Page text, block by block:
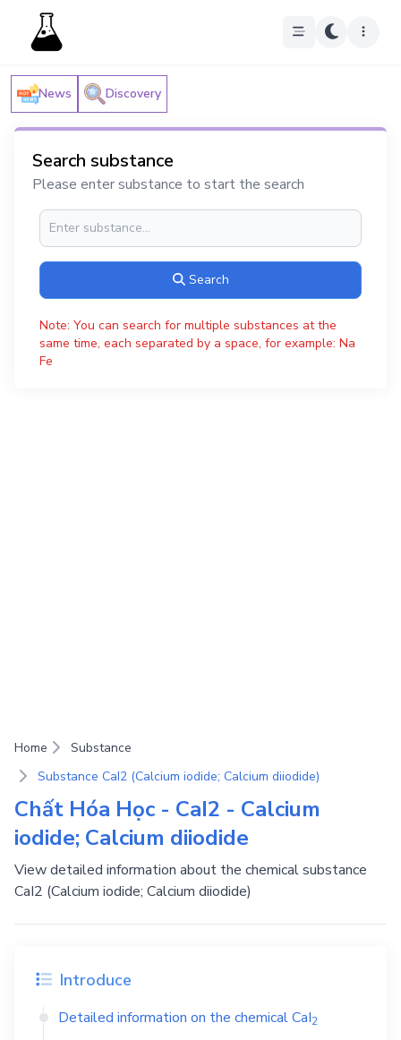
News Discovery
Search substance
Please enter substance to start the search
Search
Note: You can search for multiple substances at the
same time, each separated by a space, for example: Na
Fe
Home
Substance
Substance CaI2 (Calcium iodide; Calcium diiodide)
Chất Hóa Học - CaI2 - Calcium
iodide; Calcium diiodide
View detailed information about the chemical substance
CaI2 (Calcium iodide; Calcium diiodide)
Introduce
Detailed information on the chemicalCaI2